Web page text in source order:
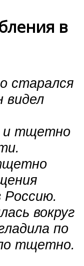
в
старался
видел
и тщетно
Россию.
вокруг
по
тщетно.